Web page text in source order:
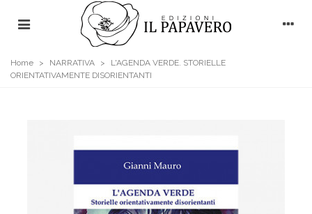
Home > NARRATIVA >
L'AGENDA VERDE. STORIELLE
ORIENTATIVAMENTE DISORIENTANTI